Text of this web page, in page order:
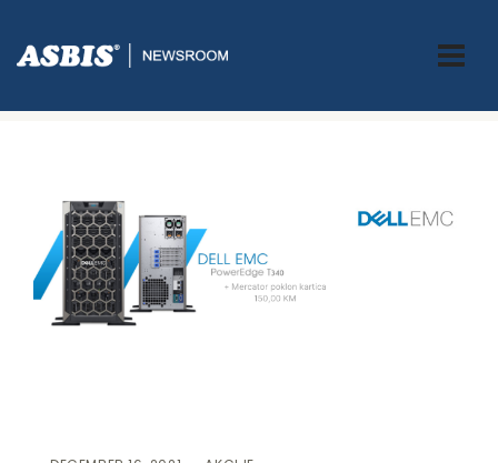
ASBIS.BA> AKCIJE> DELL EMC T340: KUPUJTE I OSVOJITE